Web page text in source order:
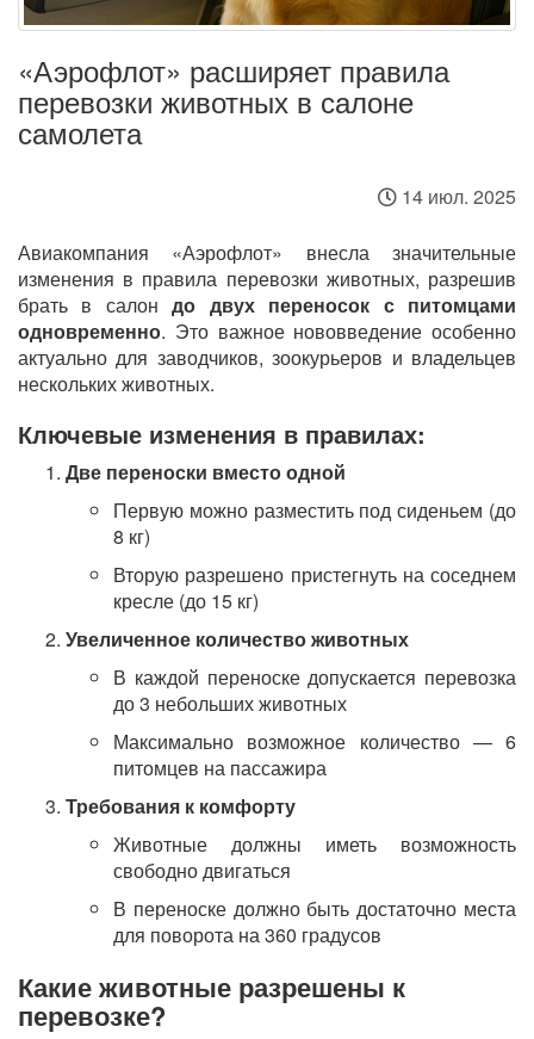
«Аэрофлот» расширяет правила
перевозки животных в салоне
самолета
14 июл. 2025
Авиакомпания «Аэрофлот» внесла значительные
изменения в правила перевозки животных, разрешив
брать в салондо двух переносок с питомцами
одновременно. Это важное нововведение особенно
актуально для заводчиков, зоокурьеров и владельцев
нескольких животных.
Ключевые изменения в правилах:
Две переноски вместо одной
Первую можно разместить под сиденьем (до
8 кг)
Вторую разрешено пристегнуть на соседнем
кресле (до 15 кг)
Увеличенное количество животных
В каждой переноске допускается перевозка
до 3 небольших животных
Максимально возможное количество — 6
питомцев на пассажира
Требования к комфорту
Животные должны иметь возможность
свободно двигаться
В переноске должно быть достаточно места
для поворота на 360 градусов
Какие животные разрешены к
перевозке?